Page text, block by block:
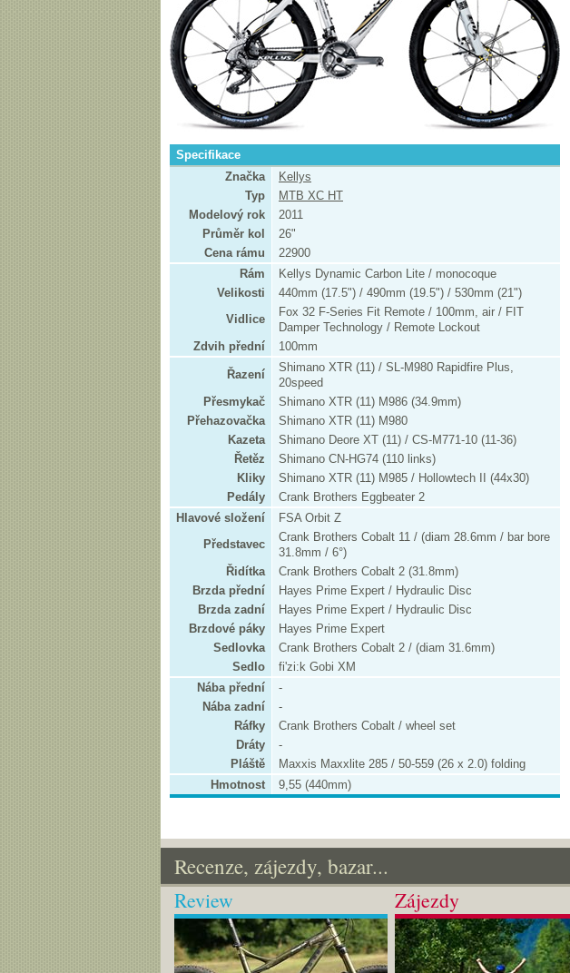
Specifikace
Značka
Kellys
Typ
MTB XC HT
Modelový rok
2011
Průměr kol
26"
Cena rámu
22900
Rám
Kellys Dynamic Carbon Lite / monocoque
Velikosti
440mm (17.5") / 490mm (19.5") / 530mm (21")
Vidlice
Fox 32 F-Series Fit Remote / 100mm, air / FIT
Damper Technology / Remote Lockout
Zdvih přední
100mm
Řazení
Shimano XTR (11) / SL-M980 Rapidfire Plus,
20speed
Přesmykač
Shimano XTR (11) M986 (34.9mm)
Přehazovačka
Shimano XTR (11) M980
Kazeta
Shimano Deore XT (11) / CS-M771-10 (11-36)
Řetěz
Shimano CN-HG74 (110 links)
Kliky
Shimano XTR (11) M985 / Hollowtech II (44x30)
Pedály
Crank Brothers Eggbeater 2
Hlavové složení
FSA Orbit Z
Představec
Crank Brothers Cobalt 11 / (diam 28.6mm / bar bore
31.8mm / 6°)
Řidítka
Crank Brothers Cobalt 2 (31.8mm)
Brzda přední
Hayes Prime Expert / Hydraulic Disc
Brzda zadní
Hayes Prime Expert / Hydraulic Disc
Brzdové páky
Hayes Prime Expert
Sedlovka
Crank Brothers Cobalt 2 / (diam 31.6mm)
Sedlo
fi'zi:k Gobi XM
Nába přední
-
Nába zadní
-
Ráfky
Crank Brothers Cobalt / wheel set
Dráty
-
Pláště
Maxxis Maxxlite 285 / 50-559 (26 x 2.0) folding
Hmotnost
9,55 (440mm)
Recenze, zájezdy, bazar...
Review Zájezdy